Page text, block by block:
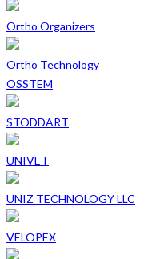
Ortho Organizers
Ortho Technology
OSSTEM
STODDART
UNIVET
UNIZ TECHNOLOGY LLC
VELOPEX